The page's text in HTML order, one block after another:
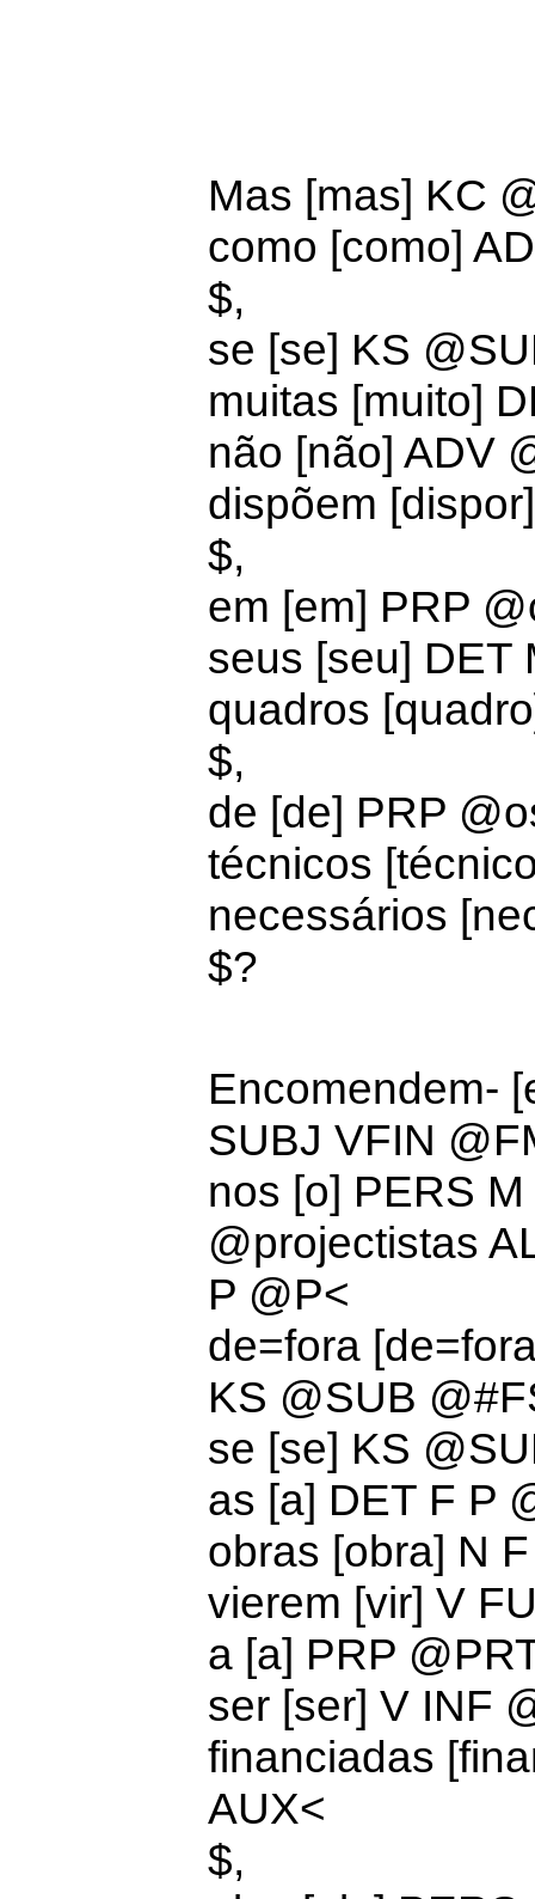
Mas [mas] KC
como [como]
$,
se [se] KS
muitas [muito]
não [não] ADV
dispõem
$,
em [em] PRP @
seus [seu] DET
quadros
$,
de [de] PRP @
técnicos
necessários
$?
Encomendem-
SUBJ VFIN
nos [o] PERS
@projectistas
P @P<
de=fora
KS @SUB
se [se] KS
as [a] DET F P
obras [obra] N
vierem [vir] V
a [a] PRP
ser [ser] V INF
financiadas
AUX<
$,